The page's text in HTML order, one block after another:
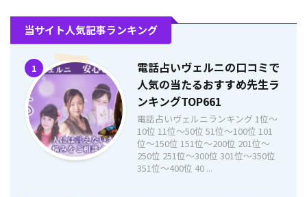
当サイト人気記事ランキング
1
電話占いヴェルニの口コミで
人気の当たるおすすめ先生ラ
ンキングTOP661
電話占いヴェルニランキング 1位〜
10位 11位〜50位 51位〜100位 101
位〜150位 151位〜200位 201位〜
250位 251位〜300位 301位〜350位
351位〜400位 40 ...